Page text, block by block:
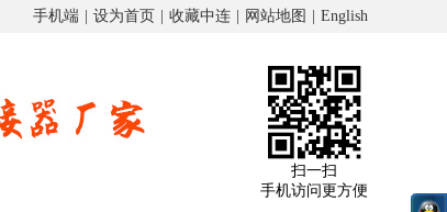
手机端 设为首页 收藏中连 网站地图 English
扫一扫
手机访问更方便